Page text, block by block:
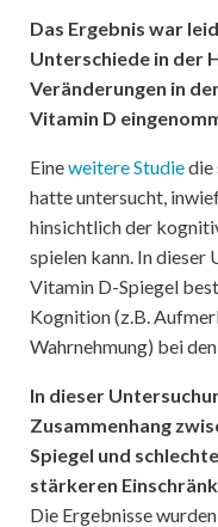
Das Ergebnis war
Unterschiede in der
Veränderungen in
Vitamin D
Eineweitere Studiedie
hatte untersucht,
hinsichtlich der
spielen kann. In dieser
Vitamin D-Spiegel
Kognition (z.B.
Wahrnehmung) bei
In dieser
Zusammenhang
Spiegel und
stärkeren
Die Ergebnisse